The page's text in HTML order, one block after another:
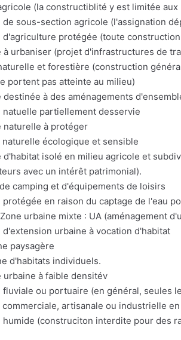
(la constructiblité y est limitée
de sous-section agricole (l'assignation
d'agriculture protégée (toute
à urbaniser (projet d'infrastructures de
et forestière (construction
portent pas atteinte au milieu)
destinée à des aménagements
natuelle partiellement desservie
naturelle à protéger
naturelle écologique et sensible
d'habitat isolé en milieu agricole et
avec un intérêt patrimonial).
camping et d'équipements de loisirs
protégée en raison du captage de l'eau
urbaine mixte : UA (aménagement
d'extension urbaine à vocation d'habitat
paysagère
d'habitats individuels.
urbaine à faible densitév
fluviale ou portuaire (en général, seules
commerciale, artisanale ou industrielle
humide (construciton interdite pour des